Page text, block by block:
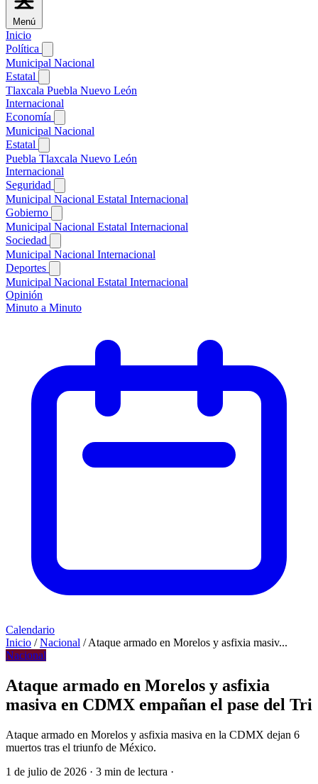
Menú
Inicio
Política
Municipal Nacional
Estatal
Tlaxcala Puebla Nuevo León
Internacional
Economía
Municipal Nacional
Estatal
Puebla Tlaxcala Nuevo León
Internacional
Seguridad
Municipal Nacional Estatal Internacional
Gobierno
Municipal Nacional Estatal Internacional
Sociedad
Municipal Nacional Internacional
Deportes
Municipal Nacional Estatal Internacional
Opinión
Minuto a Minuto
Calendario
Inicio / Nacional / Ataque armado en Morelos y asfixia masiv...
Nacional
Ataque armado en Morelos y asfixia
masiva en CDMX empañan el pase del Tri
Ataque armado en Morelos y asfixia masiva en la CDMX dejan 6
muertos tras el triunfo de México.
1 de julio de 2026 · 3 min de lectura ·